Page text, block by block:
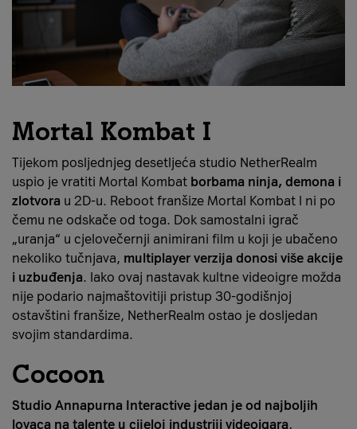
Mortal Kombat I
Tijekom posljednjeg desetljeća studio NetherRealm
uspio je vratiti Mortal Kombat borbama ninja, demona i
zlotvora u 2D-u. Reboot franšize Mortal Kombat l ni po
čemu ne odskače od toga. Dok samostalni igrač
„uranja“ u cjelovečernji animirani film u koji je ubačeno
nekoliko tučnjava, multiplayer verzija donosi više akcije
i uzbuđenja. Iako ovaj nastavak kultne videoigre možda
nije podario najmaštovitiji pristup 30-godišnjoj
ostavštini franšize, NetherRealm ostao je dosljedan
svojim standardima.
Cocoon
Studio Annapurna Interactive jedan je od najboljih
lovaca na talente u cijeloj industriji videoigara,